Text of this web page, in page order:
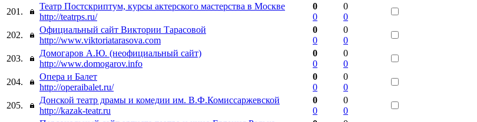
201.
Театр Постскриптум, курсы актерского мастерства в Москве
http://teatrps.ru/
0
0
0
0
202.
Официальный сайт Виктории Тарасовой
http://www.viktoriatarasova.com
0
0
0
0
203.
Домогаров А.Ю. (неофициальный сайт)
http://www.domogarov.info
0
0
0
0
204.
Опера и Балет
http://operaibalet.ru/
0
0
0
0
205.
Донской театр драмы и комедии им. В.Ф.Комиссаржевской
http://kazak-teatr.ru
0
0
0
0